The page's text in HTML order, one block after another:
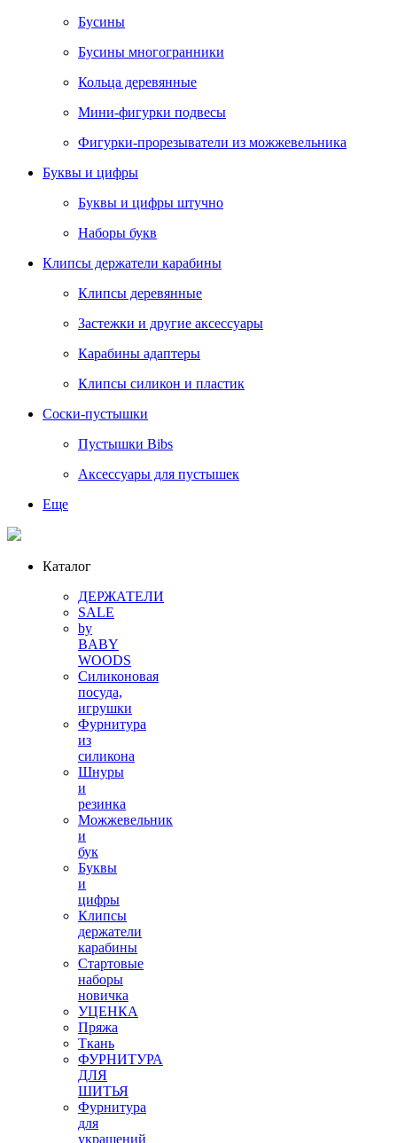
Бусины
Бусины многогранники
Кольца деревянные
Мини-фигурки подвесы
Фигурки-прорезыватели из можжевельника
Буквы и цифры
Буквы и цифры штучно
Наборы букв
Клипсы держатели карабины
Клипсы деревянные
Застежки и другие аксессуары
Карабины адаптеры
Клипсы силикон и пластик
Соски-пустышки
Пустышки Bibs
Аксессуары для пустышек
Еще
Каталог
ДЕРЖАТЕЛИ
SALE
by
BABY
WOODS
Силиконовая
посуда,
игрушки
Фурнитура
из
силикона
Шнуры
и
резинка
Можжевельник
и
бук
Буквы
и
цифры
Клипсы
держатели
карабины
Стартовые
наборы
новичка
УЦЕНКА
Пряжа
Ткань
ФУРНИТУРА
ДЛЯ
ШИТЬЯ
Фурнитура
для
украшений